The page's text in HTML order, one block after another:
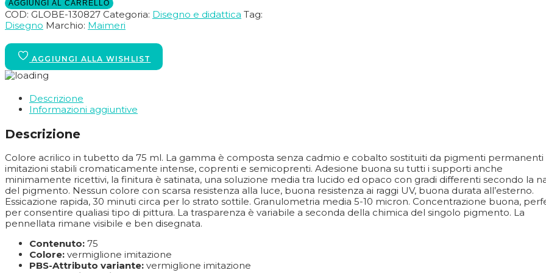
AGGIUNGI AL CARRELLO
COD: GLOBE-130827 Categoria: Disegno e didattica Tag:
Disegno Marchio: Maimeri
Descrizione
Informazioni aggiuntive
Descrizione
Colore acrilico in tubetto da 75 ml. La gamma è composta senza cadmio e cobalto sostituiti da pigmenti permanenti
imitazioni stabili cromaticamente intense, coprenti e semicoprenti. Adesione buona su tutti i supporti anche
minimamente ricettivi, la finitura è satinata, una soluzione media tra lucido ed opaco con gradi differenti secondo la
del pigmento. Nessun colore con scarsa resistenza alla luce, buona resistenza ai raggi UV, buona durata all’esterno.
Essicazione rapida, 30 minuti circa per lo strato sottile. Granulometria media 5-10 micron. Concentrazione buona,
per consentire qualiasi tipo di pittura. La trasparenza è variabile a seconda della chimica del singolo pigmento. La
pennellata rimane visibile e ben disegnata.
Contenuto: 75
Colore: vermiglione imitazione
PBS-Attributo variante: vermiglione imitazione